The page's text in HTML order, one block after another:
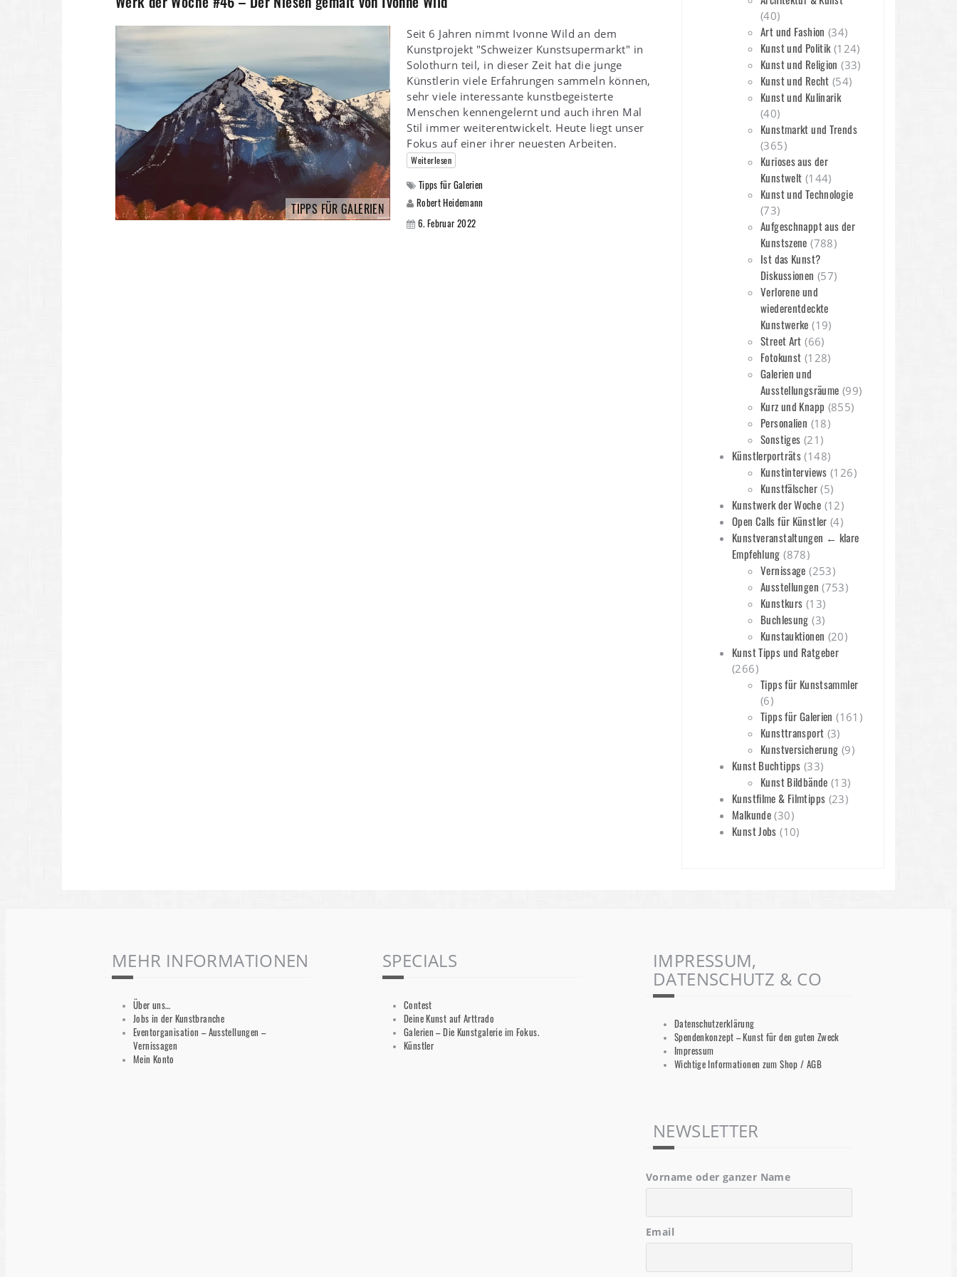
TIPPS FÜR GALERIEN
Seit 6 Jahren nimmt Ivonne Wild an dem
Kunstprojekt "Schweizer Kunstsupermarkt" in
Solothurn teil, in dieser Zeit hat die junge
Künstlerin viele Erfahrungen sammeln können,
sehr viele interessante kunstbegeisterte
Menschen kennengelernt und auch ihren Mal
Stil immer weiterentwickelt. Heute liegt unser
Fokus auf einer ihrer neuesten Arbeiten.
Weiterlesen
Tipps für Galerien
Robert Heidemann
6. Februar 2022
(40)
Art und Fashion (34)
Kunst und Politik(124)
Kunst und Religion (33)
Kunst und Recht (54)
Kunst und Kulinarik
(40)
Kunstmarkt und Trends
(365)
Kurioses aus der
Kunstwelt (144)
Kunst und Technologie
(73)
Aufgeschnappt aus der
Kunstszene (788)
Ist das Kunst?
Diskussionen (57)
Verlorene und
wiederentdeckte
Kunstwerke (19)
Street Art (66)
Fotokunst (128)
Galerien und
Ausstellungsräume (99)
Kurz und Knapp (855)
Personalien (18)
Sonstiges (21)
Künstlerporträts (148)
Kunstinterviews (126)
Kunstfälscher(5)
Kunstwerk der Woche (12)
Open Calls für Künstler (4)
Kunstveranstaltungen ← klare
Empfehlung (878)
Vernissage (253)
Ausstellungen (753)
Kunstkurs (13)
Buchlesung (3)
Kunstauktionen (20)
Kunst Tipps und Ratgeber
(266)
Tipps für Kunstsammler
(6)
Tipps für Galerien (161)
Kunsttransport (3)
Kunstversicherung (9)
Kunst Buchtipps (33)
Kunst Bildbände (13)
Kunstfilme & Filmtipps (23)
Malkunde (30)
Kunst Jobs (10)
MEHR INFORMATIONEN
Über uns…
Jobs in der Kunstbranche
Eventorganisation – Ausstellungen –
Vernissagen
Mein Konto
SPECIALS
Contest
Deine Kunst auf Arttrado
Galerien – Die Kunstgalerie im Fokus.
Künstler
IMPRESSUM,
DATENSCHUTZ & CO
Datenschutzerklärung
Spendenkonzept – Kunst für den guten Zweck
Impressum
Wichtige Informationen zum Shop / AGB
NEWSLETTER
Vorname oder ganzer Name
Email